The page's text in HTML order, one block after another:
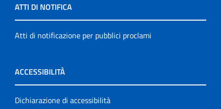
ATTI DI NOTIFICA
Atti di notificazione per pubblici proclami
ACCESSIBILITÀ
Dichiarazione di accessibilità